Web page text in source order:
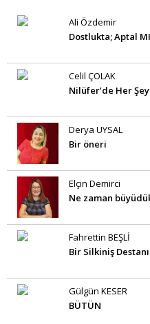
Ali Özdemir
Dostlukta; Aptal
Celil ÇOLAK
Nilüfer’de Her
Derya UYSAL
Bir öneri
Elçin Demirci
Ne zaman
Fahrettin BEŞLİ
Bir Silkiniş
Gülgün KESER
BÜTÜN